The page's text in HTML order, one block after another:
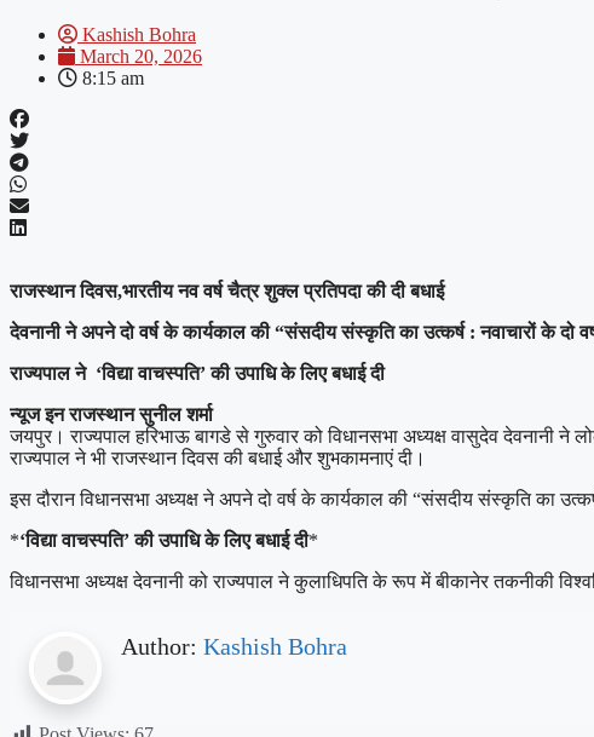
Kashish Bohra
March 20, 2026
8:15 am
राजस्थान दिवस,भारतीय नव वर्ष चैत्र शुक्ल प्रतिपदा की दी बधाई
देवनानी ने अपने दो वर्ष के कार्यकाल की “संसदीय संस्कृति का उत्कर्ष : नवाचारों के दो
राज्यपाल ने ‘विद्या वाचस्पति’ की उपाधि के लिए बधाई दी
न्यूज इन राजस्थान सुनील शर्मा
जयपुर। राज्यपाल हरिभाऊ बागडे से गुरुवार को विधानसभा अध्यक्ष वासुदेव देवनानी ने
राज्यपाल ने भी राजस्थान दिवस की बधाई और शुभकामनाएं दी।
इस दौरान विधानसभा अध्यक्ष ने अपने दो वर्ष के कार्यकाल की “संसदीय संस्कृति का
*‘विद्या वाचस्पति’ की उपाधि के लिए बधाई दी*
विधानसभा अध्यक्ष देवनानी को राज्यपाल ने कुलाधिपति के रूप में बीकानेर तकनीकी
Author: Kashish Bohra